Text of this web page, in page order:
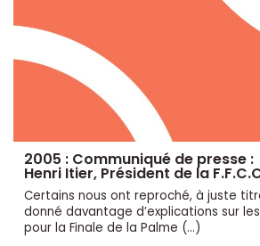
2005 : Communiqué de presse :
Henri Itier, Président de la
Certains nous ont reproché, à juste
donné davantage d’explications sur
pour la Finale de la Palme (…)